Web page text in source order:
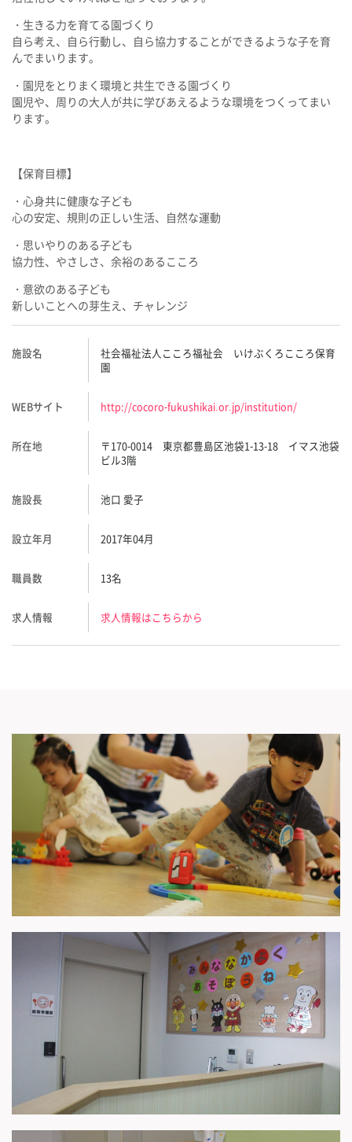
・生きる力を育てる園づくり
自ら考え、自ら行動し、自ら協力することができるような子を育
んでまいります。
・園児をとりまく環境と共生できる園づくり
園児や、周りの大人が共に学びあえるような環境をつくってまい
ります。
【保育目標】
・心身共に健康な子ども
心の安定、規則の正しい生活、自然な運動
・思いやりのある子ども
協力性、やさしさ、余裕のあるこころ
・意欲のある子ども
新しいことへの芽生え、チャレンジ
施設名
社会福祉法人こころ福祉会 いけぶくろこころ保育
園
WEBサイト http://cocoro-fukushikai.or.jp/institution/
所在地
〒170-0014 東京都豊島区池袋1-13-18 イマス池袋
ビル3階
施設長 池口 愛子
設立年月 2017年04月
職員数 13名
求人情報 求人情報はこちらから